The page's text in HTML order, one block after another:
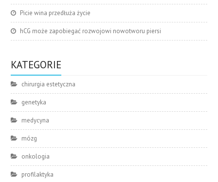
Picie wina przedłuża życie
hCG może zapobiegać rozwojowi nowotworu piersi
KATEGORIE
chirurgia estetyczna
genetyka
medycyna
mózg
onkologia
profilaktyka